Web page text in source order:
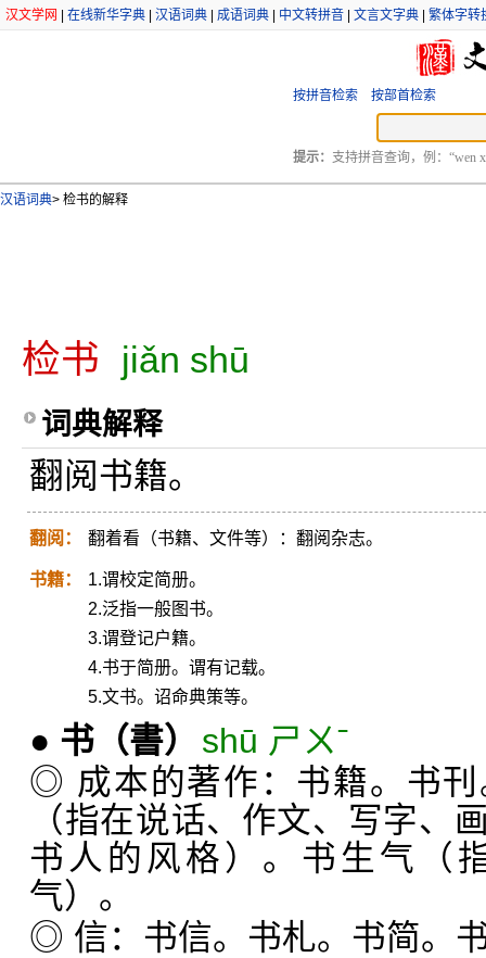
汉文学网 在线新华字典 汉语词典 成语词典 中文转拼音 文言文字典 繁体字转
按拼音检索 按部首检索
提示： 支持拼音查询，例：“wen
汉语词典> 检书的解释
检书 jiǎn shū
词典解释
翻阅书籍。
翻阅： 翻着看（书籍、文件等）：翻阅杂志。
书籍：
1.谓校定简册。
2.泛指一般图书。
3.谓登记户籍。
4.书于简册。谓有记载。
5.文书。诏命典策等。
● 书 （書）
shū ㄕㄨˉ
◎ 成本的著作：书籍。书
（指在说话、作文、写字、
书人的风格）。书生气（
气）。
◎ 信：书信。书札。书简。